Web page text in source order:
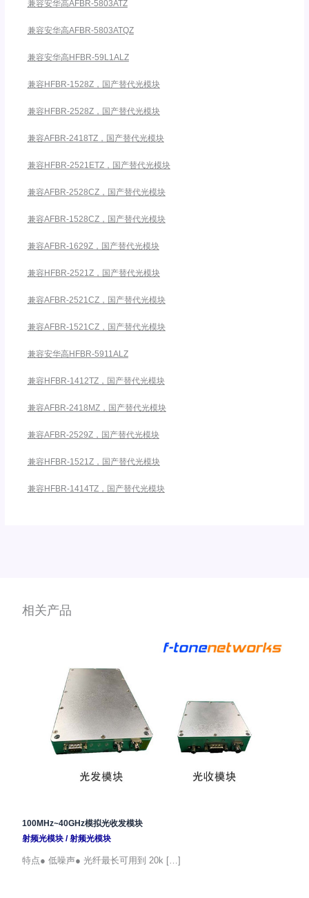
兼容安华高AFBR-5803ATZ
兼容安华高AFBR-5803ATQZ
兼容安华高HFBR-59L1ALZ
兼容HFBR-1528Z，国产替代光模块
兼容HFBR-2528Z，国产替代光模块
兼容AFBR-2418TZ，国产替代光模块
兼容HFBR-2521ETZ，国产替代光模块
兼容AFBR-2528CZ，国产替代光模块
兼容AFBR-1528CZ，国产替代光模块
兼容AFBR-1629Z，国产替代光模块
兼容HFBR-2521Z，国产替代光模块
兼容AFBR-2521CZ，国产替代光模块
兼容AFBR-1521CZ，国产替代光模块
兼容安华高HFBR-5911ALZ
兼容HFBR-1412TZ，国产替代光模块
兼容AFBR-2418MZ，国产替代光模块
兼容AFBR-2529Z，国产替代光模块
兼容HFBR-1521Z，国产替代光模块
兼容HFBR-1414TZ，国产替代光模块
相关产品
100MHz~40GHz模拟光收发模块
射频光模块/射频光模块
特点● 低噪声● 光纤最长可用到 20k […]